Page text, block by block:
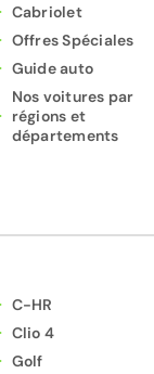
Cabriolet
Offres Spéciales
Guide auto
Nos voitures par
régions et
départements
C-HR
Clio 4
Golf